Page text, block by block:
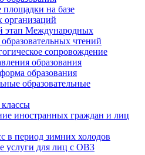
на базе
организаций
этап Международных
чтений
сопровождение
образования
образования
образовательные
иностранных граждан и лиц
в период зимних холодов
услуги для лиц с ОВЗ